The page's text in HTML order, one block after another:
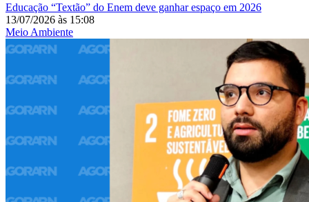
Educação “Textão” do Enem deve ganhar espaço em 2026
13/07/2026 às 15:08
Meio Ambiente